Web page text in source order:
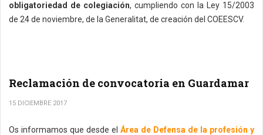
obligatoriedad de colegiación, cumpliendo con la Ley 15/2003
de 24 de noviembre, de la Generalitat, de creación del COEESCV.
Reclamación de convocatoria en Guardamar
15 DICIEMBRE 2017
Os informamos que desde el Área de Defensa de la profesión y